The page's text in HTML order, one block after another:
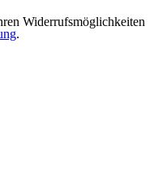
Widerrufsmöglichkeiten
.